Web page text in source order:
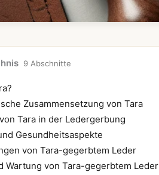
9 Abschnitte
Zusammensetzung von Tara
Tara in der Ledergerbung
Gesundheitsaspekte
von Tara-gegerbtem Leder
Wartung von Tara-gegerbtem Leder